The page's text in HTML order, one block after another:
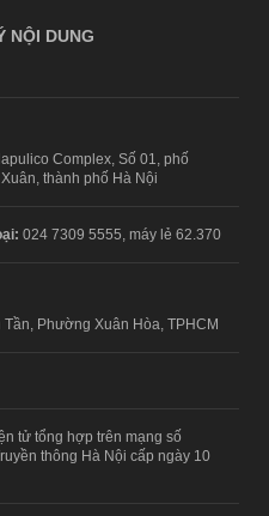
NỘI DUNG
Complex, Số 01, phố
thành phố Hà Nội
024 7309 5555, máy lẻ 62.370
Phường Xuân Hòa, TPHCM
tử tổng hợp trên mạng số
thông Hà Nội cấp ngày 10